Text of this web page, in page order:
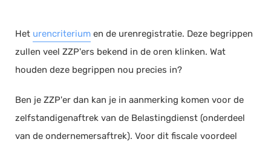
Sales
Documentmanagement
Projectmanagement
Workflowmanagement
Het urencriterium en de urenregistratie. Deze begrippen
zullen veel ZZP'ers bekend in de oren klinken. Wat
houden deze begrippen nou precies in?
Ben je ZZP'er dan kan je in aanmerking komen voor de
zelfstandigenaftrek van de Belastingdienst (onderdeel
van de ondernemersaftrek). Voor dit fiscale voordeel